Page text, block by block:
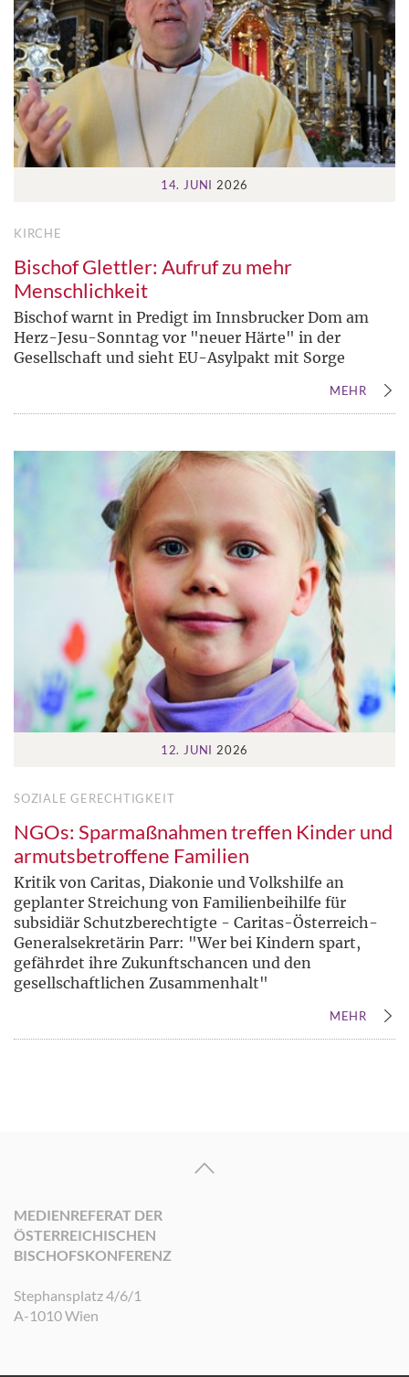
14. JUNI 2026
KIRCHE
Bischof Glettler: Aufruf zu mehr
Menschlichkeit
Bischof warnt in Predigt im Innsbrucker Dom am
Herz-Jesu-Sonntag vor "neuer Härte" in der
Gesellschaft und sieht EU-Asylpakt mit Sorge
MEHR
12. JUNI 2026
SOZIALE GERECHTIGKEIT
NGOs: Sparmaßnahmen treffen Kinder und
armutsbetroffene Familien
Kritik von Caritas, Diakonie und Volkshilfe an
geplanter Streichung von Familienbeihilfe für
subsidiär Schutzberechtigte - Caritas-Österreich-
Generalsekretärin Parr: "Wer bei Kindern spart,
gefährdet ihre Zukunftschancen und den
gesellschaftlichen Zusammenhalt"
MEHR
MEDIENREFERAT DER
ÖSTERREICHISCHEN
BISCHOFSKONFERENZ
Stephansplatz 4/6/1
A-1010 Wien